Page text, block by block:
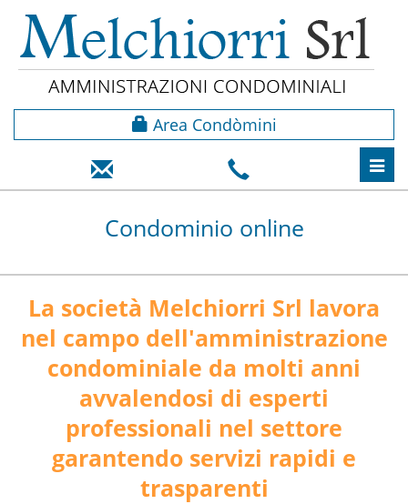
Area Condòmini
Condominio online
La società Melchiorri Srl lavora
nel campo dell'amministrazione
condominiale da molti anni
avvalendosi di esperti
professionali nel settore
garantendo servizi rapidi e
trasparenti